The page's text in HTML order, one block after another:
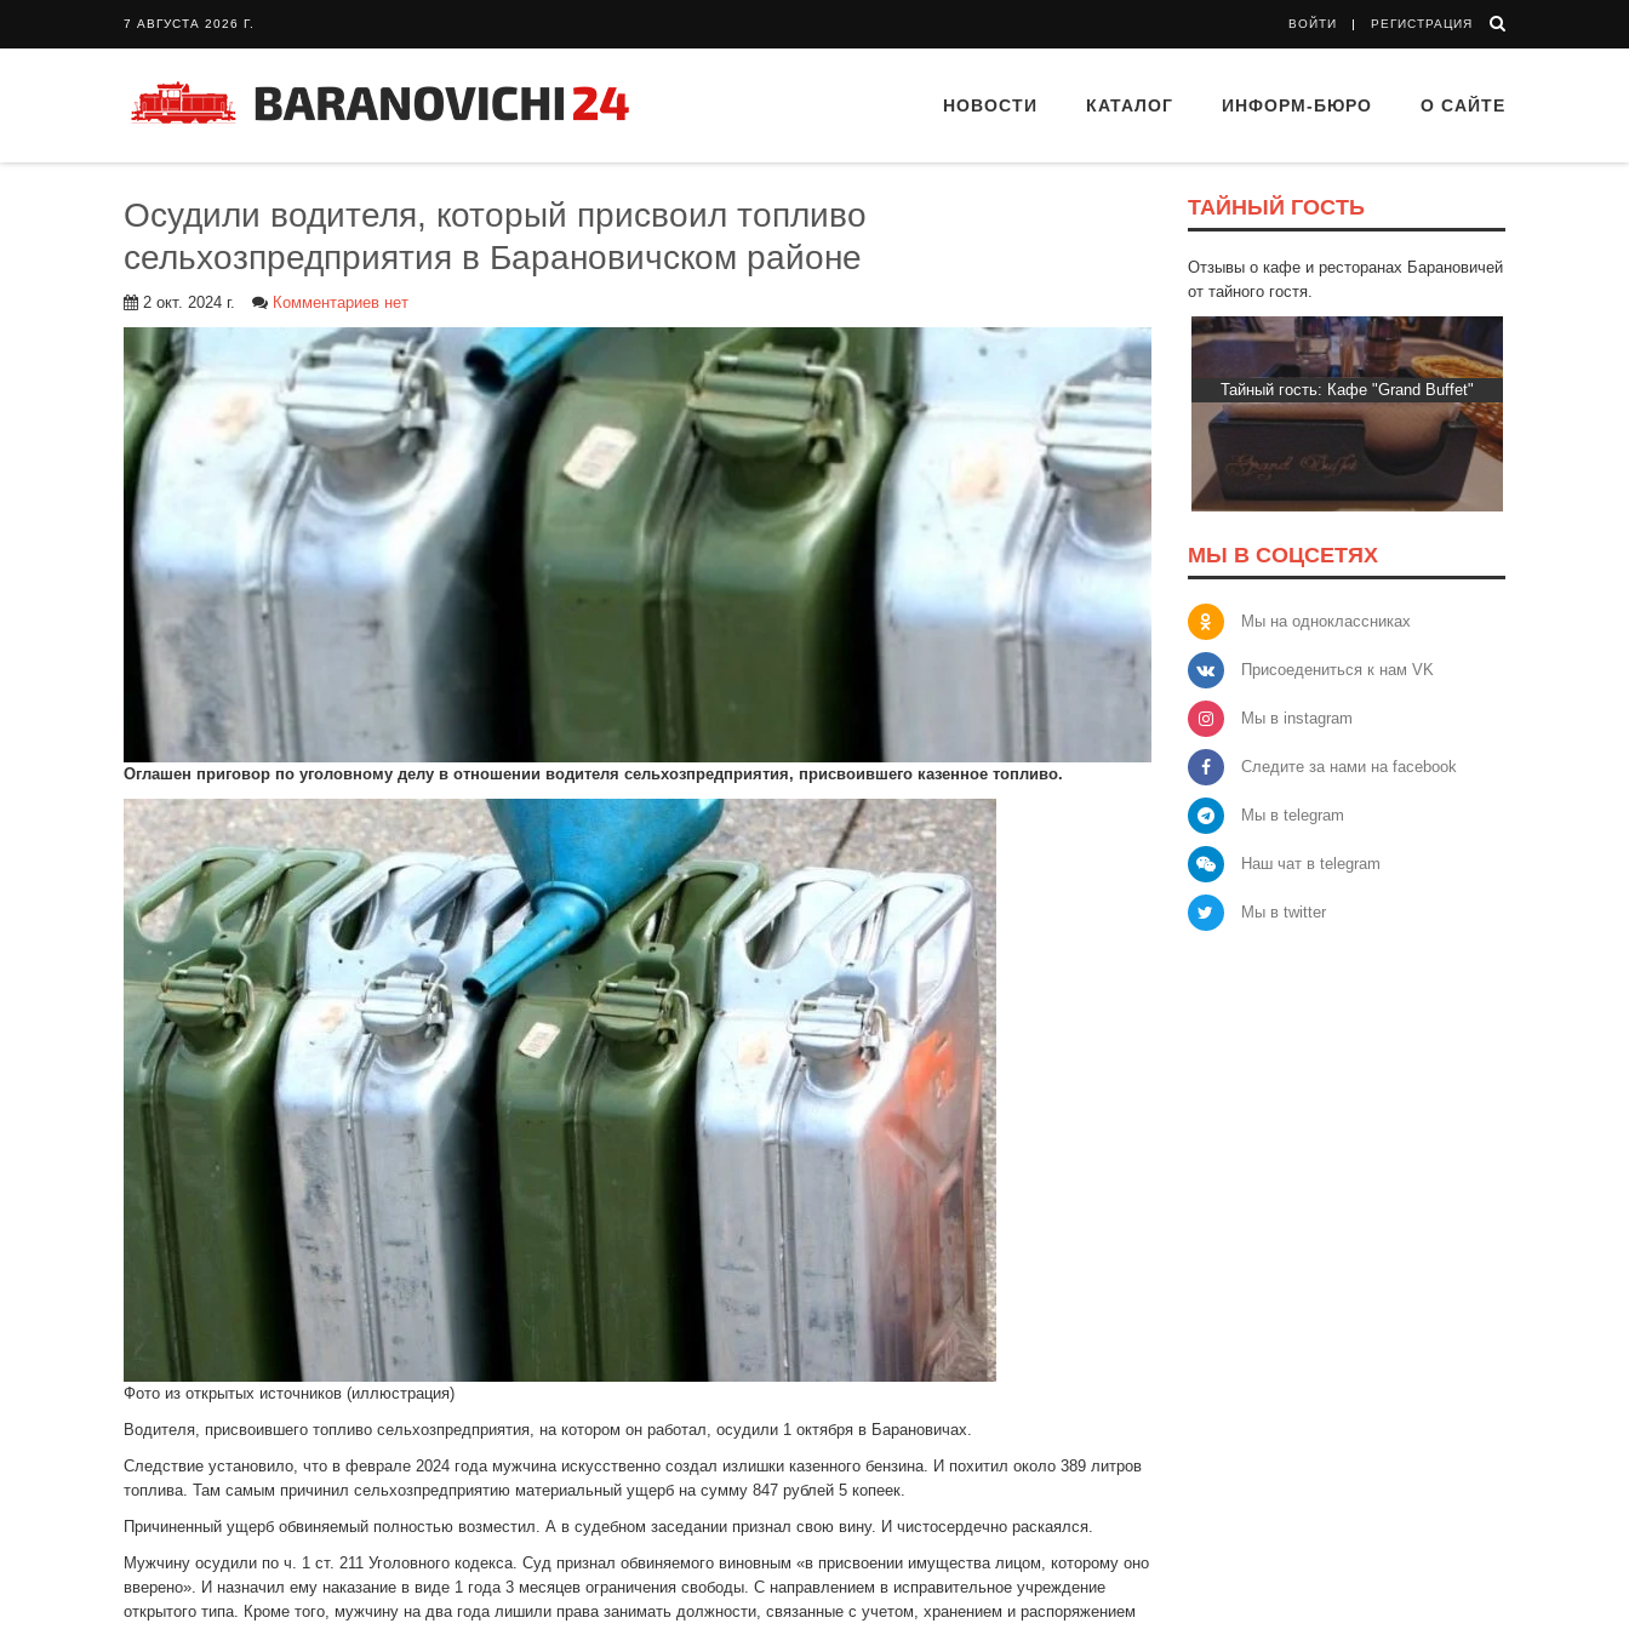
7 АВГУСТА 2026 Г. ВОЙТИ РЕГИСТРАЦИЯ
НОВОСТИ КАТАЛОГ ИНФОРМ-БЮРО О САЙТЕ
Осудили водителя, который присвоил топливо
сельхозпредприятия в Барановичском районе
2 окт. 2024 г. Комментариев нет
Оглашен приговор по уголовному делу в отношении водителя сельхозпредприятия, присвоившего казенное топливо.
Фото из открытых источников (иллюстрация)
Водителя, присвоившего топливо сельхозпредприятия, на котором он работал, осудили 1 октября в Барановичах.
Следствие установило, что в феврале 2024 года мужчина искусственно создал излишки казенного бензина. И похитил около 389 литров
топлива. Там самым причинил сельхозпредприятию материальный ущерб на сумму 847 рублей 5 копеек.
Причиненный ущерб обвиняемый полностью возместил. А в судебном заседании признал свою вину. И чистосердечно раскаялся.
Мужчину осудили по ч. 1 ст. 211 Уголовного кодекса. Суд признал обвиняемого виновным «в присвоении имущества лицом, которому оно
вверено». И назначил ему наказание в виде 1 года 3 месяцев ограничения свободы. С направлением в исправительное учреждение
открытого типа. Кроме того, мужчину на два года лишили права занимать должности, связанные с учетом, хранением и распоряжением
ТАЙНЫЙ ГОСТЬ
Отзывы о кафе и ресторанах Барановичей
от тайного гостя.
Тайный гость: кафе «Автограф» Тайный гость: Кафе "Grand Buffet"
МЫ В СОЦСЕТЯХ
Мы на одноклассниках
Присоедениться к нам VK
Мы в instagram
Следите за нами на facebook
Мы в telegram
Наш чат в telegram
Мы в twitter